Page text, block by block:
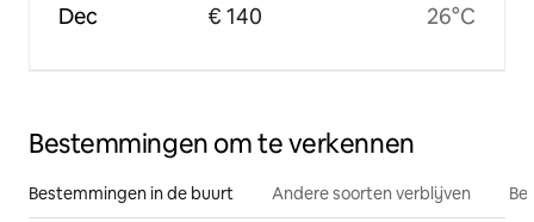
Dec € 140 26°C
Bestemmingen om te verkennen
Bestemmingen in de buurt Andere soorten verblijven